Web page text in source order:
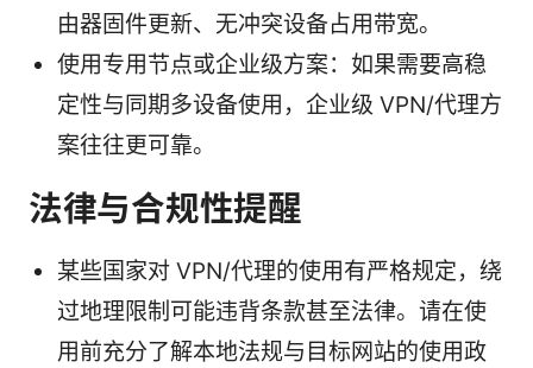
由器固件更新、无冲突设备占用带宽。
使用专用节点或企业级方案：如果需要高稳
定性与同期多设备使用，企业级 VPN/代理方
案往往更可靠。
法律与合规性提醒
某些国家对 VPN/代理的使用有严格规定，绕
过地理限制可能违背条款甚至法律。请在使
用前充分了解本地法规与目标网站的使用政